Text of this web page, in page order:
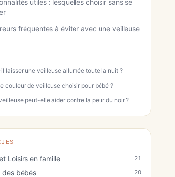
utiles : lesquelles choisir sans se
fréquentes à éviter avec une veilleuse
laisser une veilleuse allumée toute la nuit ?
couleur de veilleuse choisir pour bébé ?
peut-elle aider contre la peur du noir ?
Loisirs en famille 21
des bébés 20